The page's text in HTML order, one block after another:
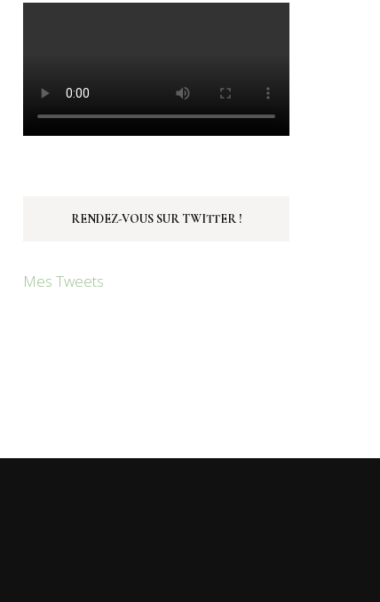
RENDEZ-VOUS SUR TWITTER !
Mes Tweets